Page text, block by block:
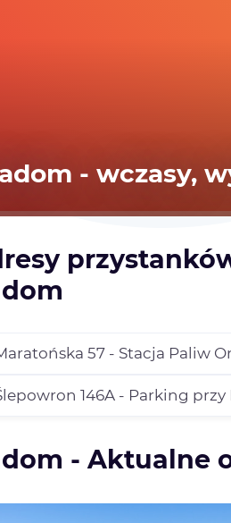
- wczasy,
57 - Stacja Paliw
146A - Parking przy
- Aktualne